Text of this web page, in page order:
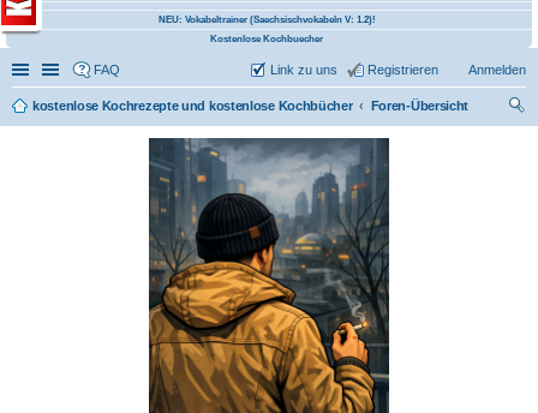
NEU: Vokabeltrainer (Saechsischvokabeln V: 1.2)!
Kostenlose Kochbuecher
Schnellzugriff
Linkliste
FAQ Anmelden
Registrieren
Link zu uns
kostenlose Kochrezepte und kostenlose Kochbücher
Foren-Übersicht